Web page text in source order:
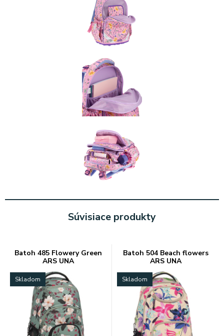
Súvisiace produkty
Batoh 485 Flowery Green
ARS UNA
Skladom
Batoh 504 Beach flowers
ARS UNA
Skladom